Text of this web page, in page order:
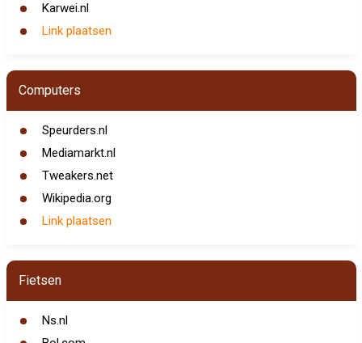
Karwei.nl
Link plaatsen
Computers
Speurders.nl
Mediamarkt.nl
Tweakers.net
Wikipedia.org
Link plaatsen
Fietsen
Ns.nl